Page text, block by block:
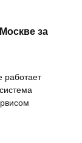
за
работает